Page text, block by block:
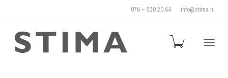
076 – 520 20 64 info@stima.nl